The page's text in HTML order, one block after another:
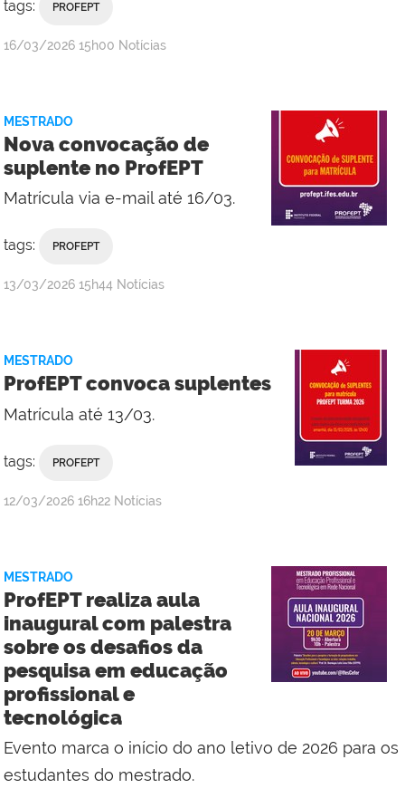
tags: PROFEPT
por
publicado
16/03/2026 15h00 Notícias
MESTRADO
Nova convocação de
suplente no ProfEPT
Matrícula via e-mail até 16/03.
tags: PROFEPT
por
publicado
13/03/2026 15h44 Notícias
MESTRADO
ProfEPT convoca suplentes
Matrícula até 13/03.
tags: PROFEPT
por
publicado
12/03/2026 16h22 Notícias
MESTRADO
ProfEPT realiza aula
inaugural com palestra
sobre os desafios da
pesquisa em educação
profissional e
tecnológica
Evento marca o início do ano letivo de 2026 para os
estudantes do mestrado.